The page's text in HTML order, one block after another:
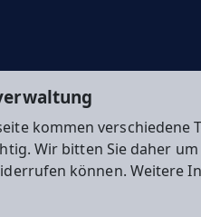
kommen verschiedene
Wir bitten Sie daher
können. Weitere